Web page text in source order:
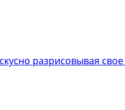
разрисовывая